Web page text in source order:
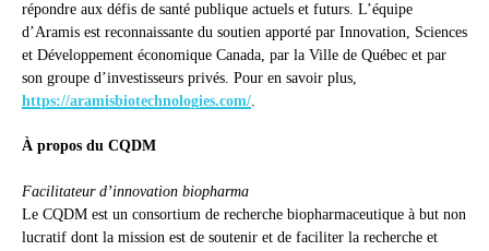
répondre aux défis de santé publique actuels et futurs. L’équipe
d’Aramis est reconnaissante du soutien apporté par Innovation, Sciences
et Développement économique Canada, par la Ville de Québec et par
son groupe d’investisseurs privés. Pour en savoir plus,
https://aramisbiotechnologies.com/.
À propos du CQDM
Facilitateur d’innovation biopharma
Le CQDM est un consortium de recherche biopharmaceutique à but non
lucratif dont la mission est de soutenir et de faciliter la recherche et